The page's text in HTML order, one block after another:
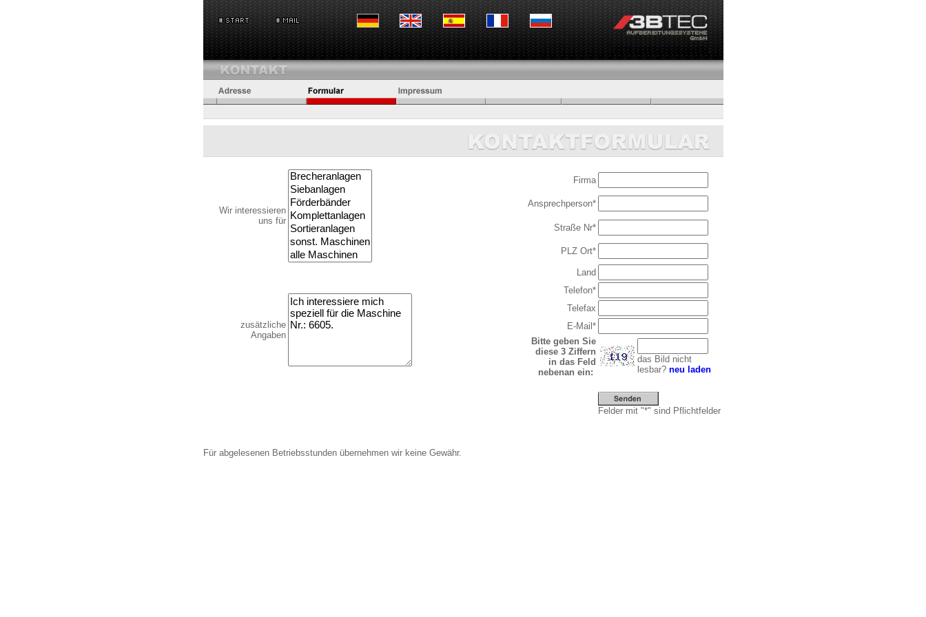
Wir interessieren
uns für
Firma
Ansprechperson*
Straße Nr*
PLZ Ort*
Land
zusätzliche
Angaben
Telefon*
Telefax
E-Mail*
Bitte geben Sie
diese 3 Ziffern
in das Feld
nebenan ein:
das Bild nicht
lesbar? neu laden
Felder mit "*" sind Pflichtfelder
Für abgelesenen Betriebsstunden übernehmen wir keine Gewähr.